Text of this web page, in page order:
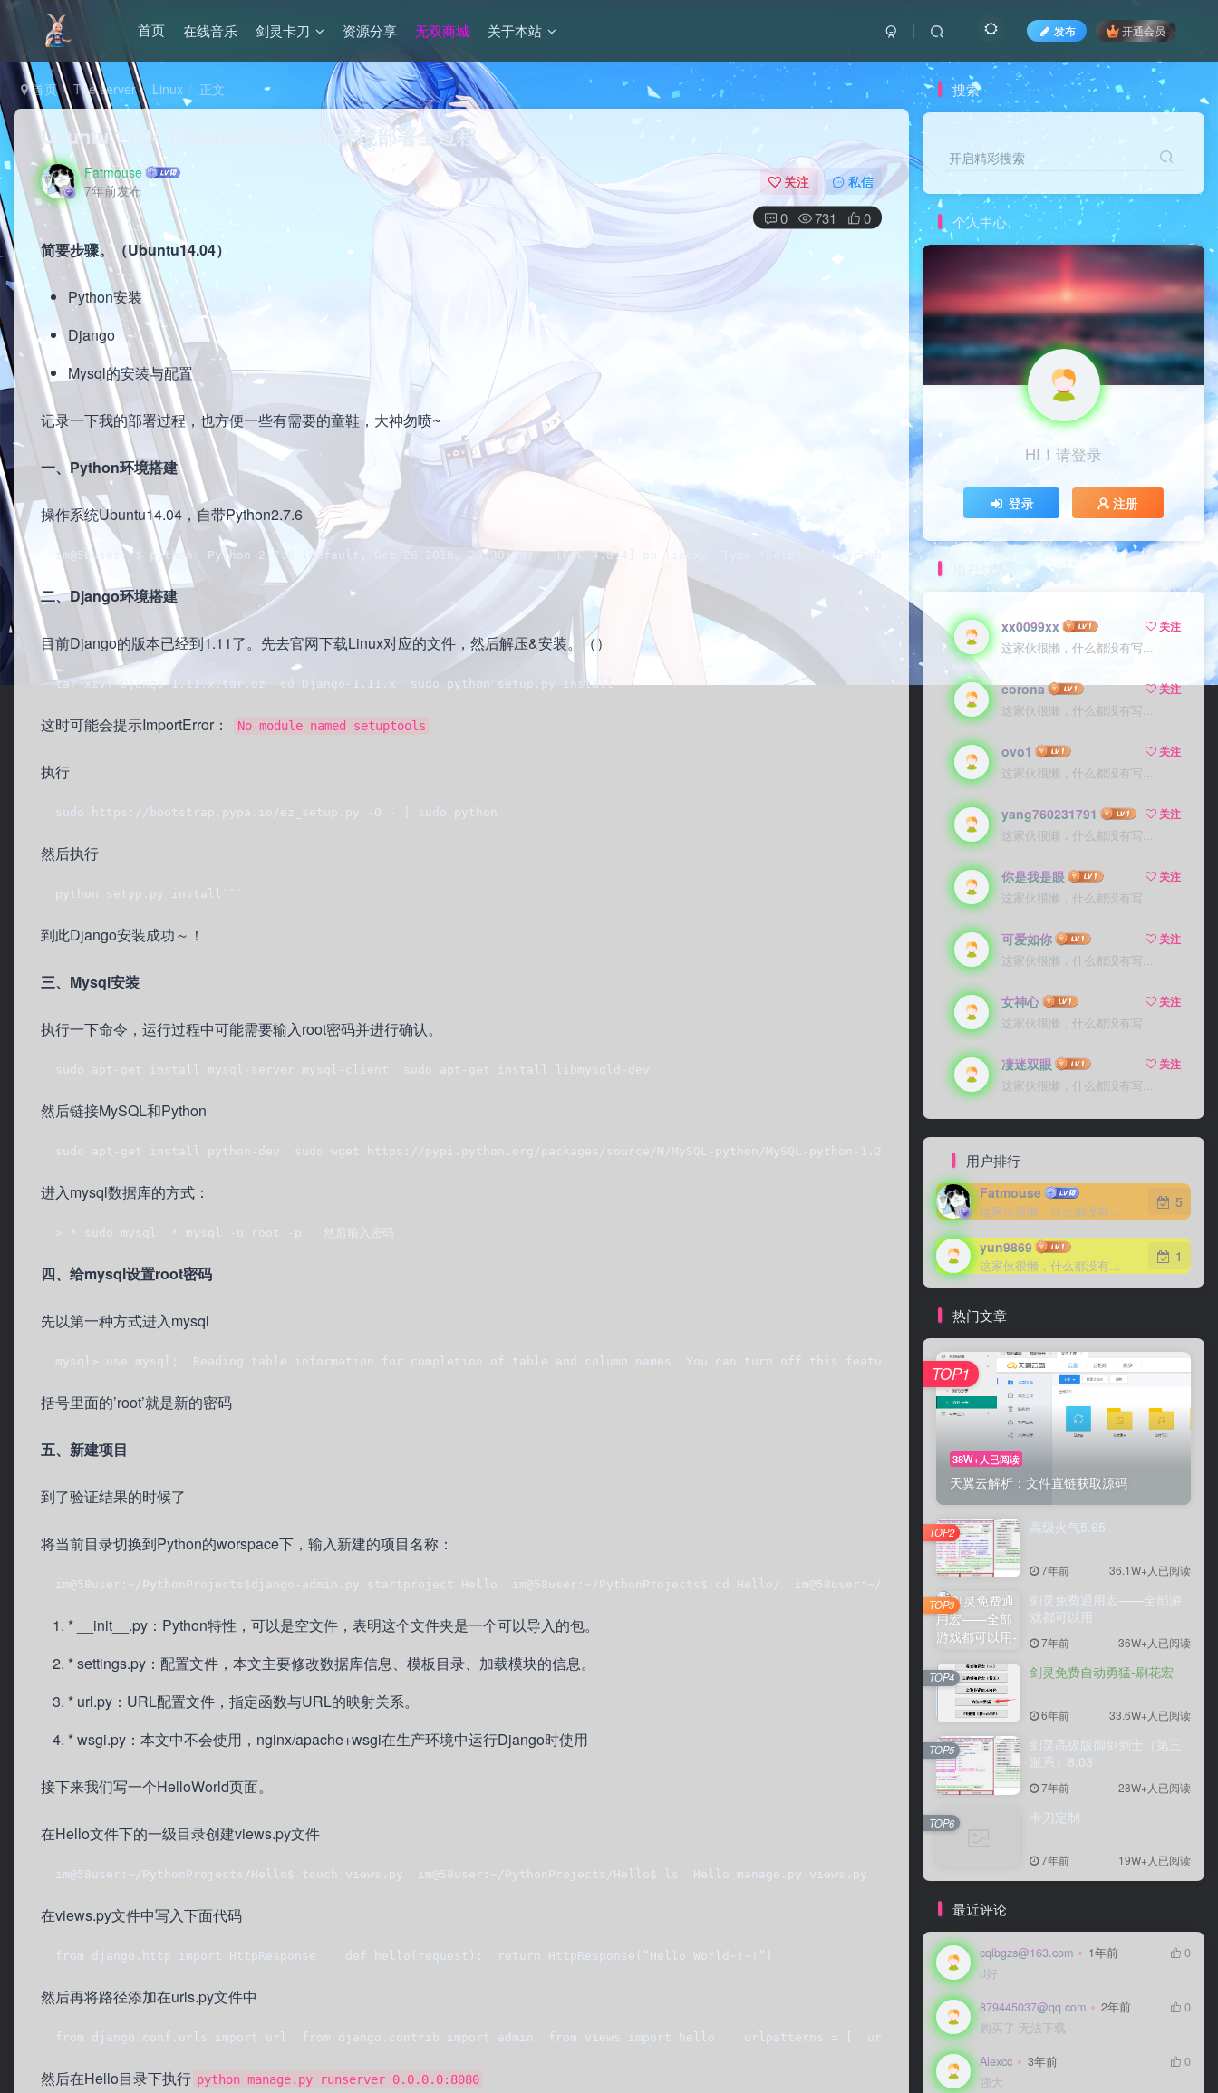
首页 在线音乐 剑灵卡刀 资源分享 无双商城 关于本站 发布 开通会员
首页 The server Linux 正文
Ubuntu 14.04下Django和MySQL环境部署全过程
Fatmouse
7年前发布
关注 私信
0 731 0
简要步骤。（Ubuntu14.04）
Python安装
Django
Mysql的安装与配置
记录一下我的部署过程，也方便一些有需要的童鞋，大神勿喷~
一、Python环境搭建
操作系统Ubuntu14.04，自带Python2.7.6
im@58user:/$ python  Python 2.7.6 (default, Oct 26 2016, 20:30:19)   [GCC 4.8.4] on linux2  Type "help", "copyright", "credits" or "license" for more
二、Django环境搭建
目前Django的版本已经到1.11了。先去官网下载Linux对应的文件，然后解压&安装。（）
  tar xzvf Django-1.11.x.tar.gz  cd Django-1.11.x  sudo python setup.py install
这时可能会提示ImportError： No module named setuptools
执行
  sudo https://bootstrap.pypa.io/ez_setup.py -O - | sudo python
然后执行
  python setyp.py install```
到此Django安装成功～！
三、Mysql安装
执行一下命令，运行过程中可能需要输入root密码并进行确认。
  sudo apt-get install mysql-server mysql-client  sudo apt-get install libmysqld-dev
然后链接MySQL和Python
sudo apt-get install python-dev  sudo wget https://pypi.python.org/packages/source/M/MySQL-python/MySQL-python-1.2.5.zip  unzip MySQL-python-1.2.5.zip  cd
进入mysql数据库的方式：
  > * sudo mysql  * mysql -u root -p   然后输入密码
四、给mysql设置root密码
先以第一种方式进入mysql
mysql> use mysql;  Reading table information for completion of table and column names  You can turn off this feature to get a quicker startup with -A
括号里面的’root’就是新的密码
五、新建项目
到了验证结果的时候了
将当前目录切换到Python的worspace下，输入新建的项目名称：
im@58user:~/PythonProjects$django-admin.py startproject Hello  im@58user:~/PythonProjects$ cd Hello/  im@58user:~/PythonProjects/Hello$ tree  ├── Hello  │ ├──
* __init__.py：Python特性，可以是空文件，表明这个文件夹是一个可以导入的包。
* settings.py：配置文件，本文主要修改数据库信息、模板目录、加载模块的信息。
* url.py：URL配置文件，指定函数与URL的映射关系。
* wsgi.py：本文中不会使用，nginx/apache+wsgi在生产环境中运行Django时使用
接下来我们写一个HelloWorld页面。
在Hello文件下的一级目录创建views.py文件
im@58user:~/PythonProjects/Hello$ touch views.py  im@58user:~/PythonProjects/Hello$ ls  Hello manage.py views.py  im@58user:~/PythonProjects/Hello$ tree  .
在views.py文件中写入下面代码
  from django.http import HttpResponse    def hello(request):  return HttpResponse(“Hello World~!~!”)
然后再将路径添加在urls.py文件中
from django.conf.urls import url  from django.contrib import admin  from views import hello    urlpatterns = [  url(r'^admin/‘, admin.site.urls),
然后在Hello目录下执行 python manage.py runserver 0.0.0.0:8080
搜索
开启精彩搜索
个人中心
HI！请登录
登录 注册
用户列表
xx0099xx
关注
这家伙很懒，什么都没有写...
corona
关注
这家伙很懒，什么都没有写...
ovo1
关注
这家伙很懒，什么都没有写...
yang760231791
关注
这家伙很懒，什么都没有写...
你是我是眼
关注
这家伙很懒，什么都没有写...
可爱如你
关注
这家伙很懒，什么都没有写...
女神心
关注
这家伙很懒，什么都没有写...
凄迷双眼
关注
这家伙很懒，什么都没有写...
用户排行
Fatmouse
这家伙很懒，什么都没有写...
5
yun9869
这家伙很懒，什么都没有写...
1
热门文章
38W+人已阅读
天翼云解析：文件直链获取源码
TOP1
高级火气5.65
7年前 36.1W+人已阅读
TOP2
剑灵免费通用宏——全部游
戏都可以用
7年前 36W+人已阅读
TOP3
剑灵免费自动勇猛-刷花宏
6年前 33.6W+人已阅读
TOP4
剑灵高级版御剑剑士（第三
派系）8.03
7年前 28W+人已阅读
TOP5
卡刀定制
7年前 19W+人已阅读
TOP6
最近评论
cqlbgzs@163.com 1年前
0
d好
879445037@qq.com 2年前
0
购买了 无法下载
Alexcc 3年前
0
强大
开启精彩搜索
HI！请登录
登录 注册
xx0099xx
关注
这家伙很懒，什么都没有写...
corona
关注
这家伙很懒，什么都没有写...
ovo1
关注
这家伙很懒，什么都没有写...
yang760231791
关注
这家伙很懒，什么都没有写...
你是我是眼
关注
这家伙很懒，什么都没有写...
可爱如你
关注
这家伙很懒，什么都没有写...
女神心
关注
这家伙很懒，什么都没有写...
凄迷双眼
关注
这家伙很懒，什么都没有写...
Fatmouse
这家伙很懒，什么都没有写...
5
yun9869
这家伙很懒，什么都没有写...
1
38W+人已阅读
天翼云解析：文件直链获取源码
TOP1
高级火气5.65
7年前 36.1W+人已阅读
TOP2
剑灵免费通用宏——全部游
戏都可以用
7年前 36W+人已阅读
TOP3
剑灵免费自动勇猛-刷花宏
6年前 33.6W+人已阅读
TOP4
剑灵高级版御剑剑士（第三
派系）8.03
7年前 28W+人已阅读
TOP5
卡刀定制
7年前 19W+人已阅读
TOP6
cqlbgzs@163.com 1年前
0
d好
879445037@qq.com 2年前
0
购买了 无法下载
Alexcc 3年前
0
强大